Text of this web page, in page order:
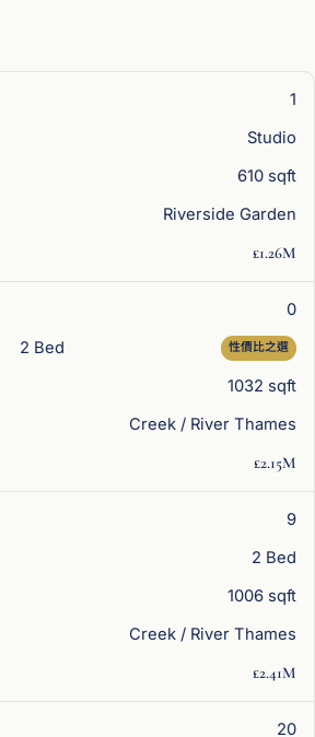
1
Studio
610 sqft
Riverside Garden
£1.26M
0
2 Bed
性價比之選
1032 sqft
Creek / River Thames
£2.15M
9
2 Bed
1006 sqft
Creek / River Thames
£2.41M
20